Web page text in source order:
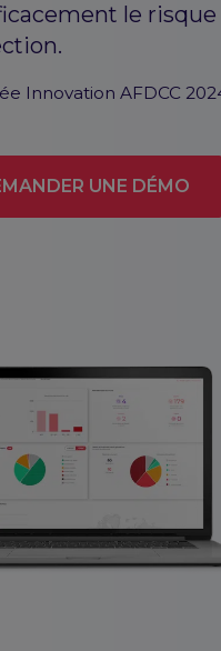
le
Innovation AFDCC
UNE DÉMO